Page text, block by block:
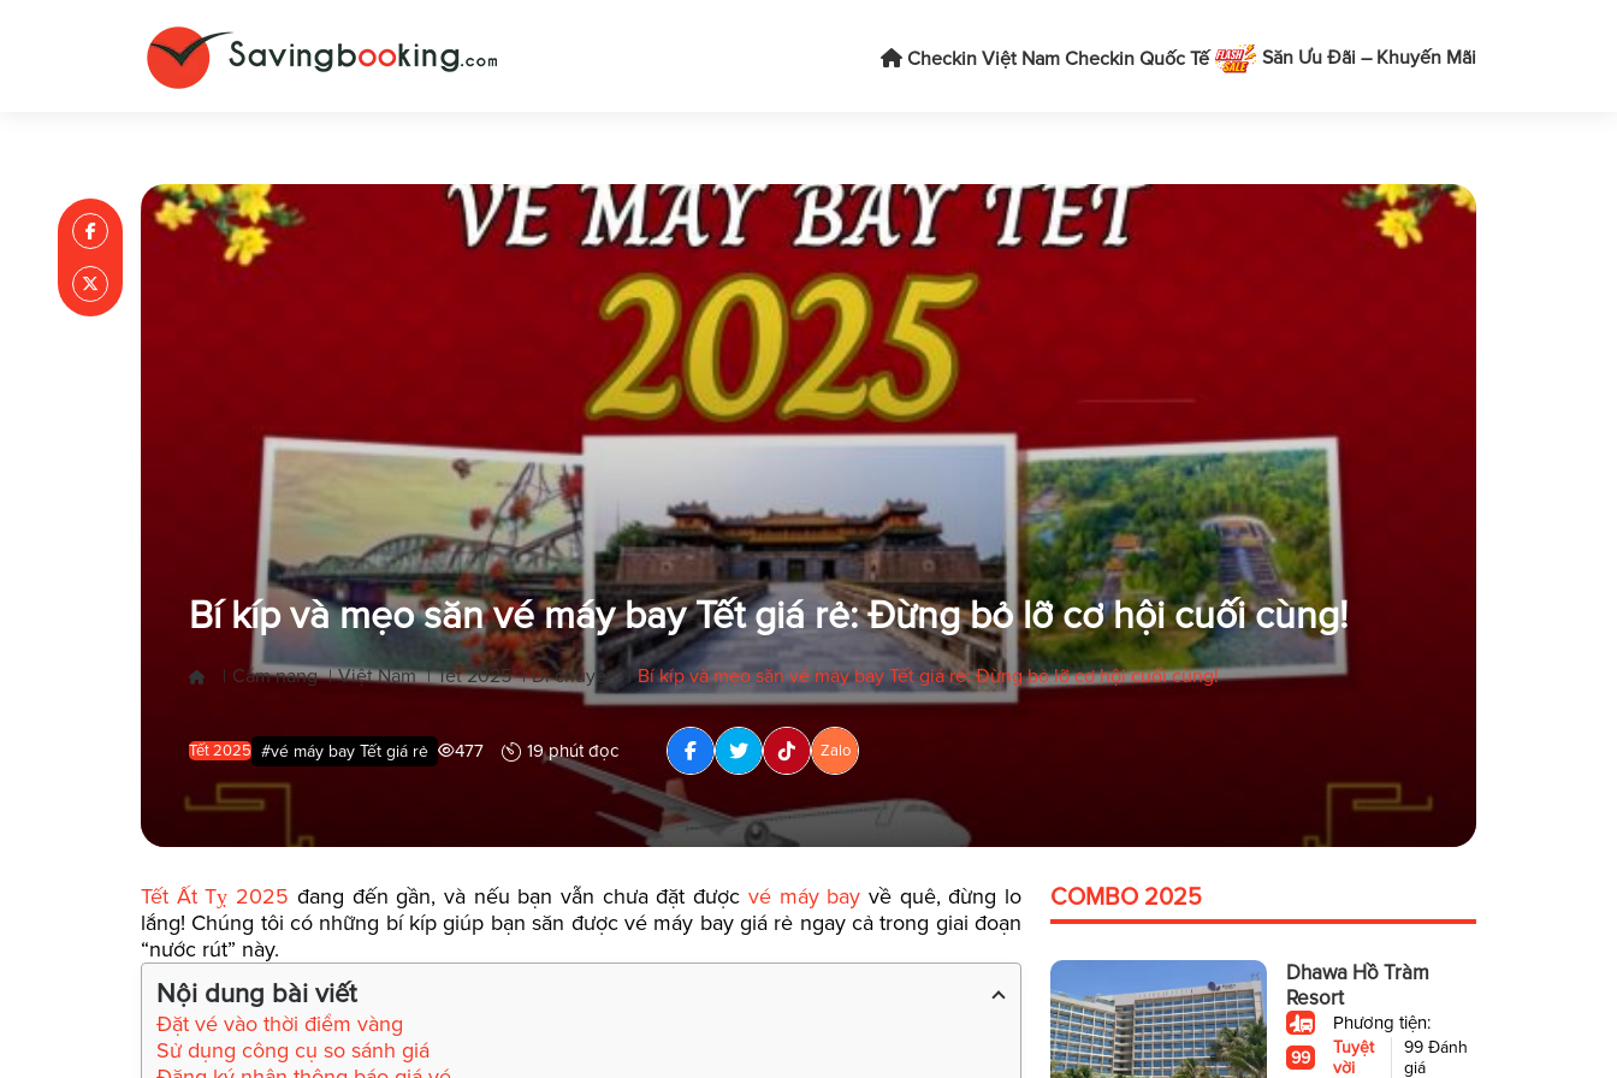
Checkin Việt Nam Checkin Quốc Tế Săn Ưu Đãi – Khuyến Mãi
Bí kíp và mẹo săn vé máy bay Tết giá rẻ: Đừng bỏ lỡ cơ hội cuối cùng!
| Cẩm nang | Việt Nam | Tết 2025 | Di chuyển Bí kíp và mẹo săn vé máy bay Tết giá rẻ: Đừng bỏ lỡ cơ hội cuối cùng!
Tết 2025 #vé máy bay Tết giá rẻ 477 19 phút đọc Zalo
Tết Ất Tỵ 2025 đang đến gần, và nếu bạn vẫn chưa đặt được vé máy bay về quê, đừng lo
lắng! Chúng tôi có những bí kíp giúp bạn săn được vé máy bay giá rẻ ngay cả trong giai đoạn
“nước rút” này.
Nội dung bài viết
Đặt vé vào thời điểm vàng
Sử dụng công cụ so sánh giá
COMBO 2025
Dhawa Hồ Tràm
Resort
Phương tiện:
99
Tuyệt
vời
99 Đánh
giá